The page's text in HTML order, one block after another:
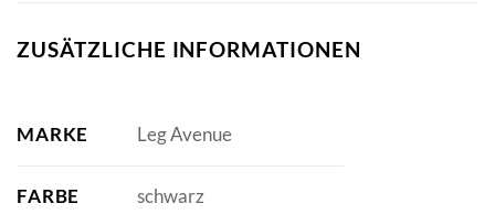
ZUSÄTZLICHE INFORMATIONEN
MARKE Leg Avenue
FARBE schwarz